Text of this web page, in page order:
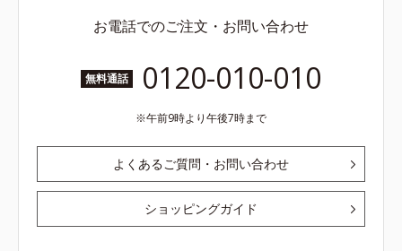
お電話でのご注文・お問い合わせ
無料通話 0120-010-010
午前9時より午後7時まで
よくあるご質問・お問い合わせ
ショッピングガイド